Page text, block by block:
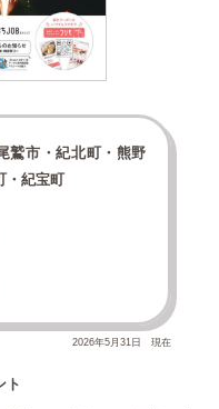
市・紀北町・熊野
・紀宝町
2026年5月31日 現在
ト